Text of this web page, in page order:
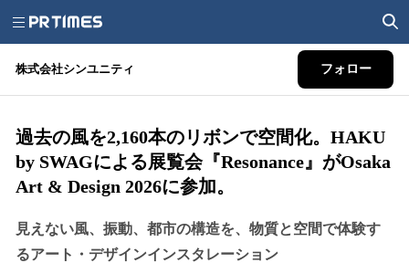
株式会社シンユニティ フォロー
過去の風を2,160本のリボンで空間化。HAKU
by SWAGによる展覧会『Resonance』がOsaka
Art & Design 2026に参加。
見えない風、振動、都市の構造を、物質と空間で体験す
るアート・デザインインスタレーション